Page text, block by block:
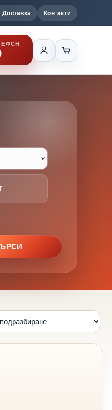
Доставка Контакти